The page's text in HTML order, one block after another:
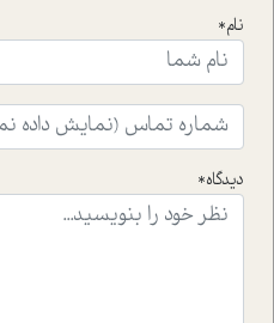
ای که به زندگی شگفت انگیز
ایشان در حوزه ی شامپانزه
واقعی در ارتباط با اختلال
راهکارهای حل آن قرار می دهد
موثرترین راهکارهای
نام*
دیدگاه*